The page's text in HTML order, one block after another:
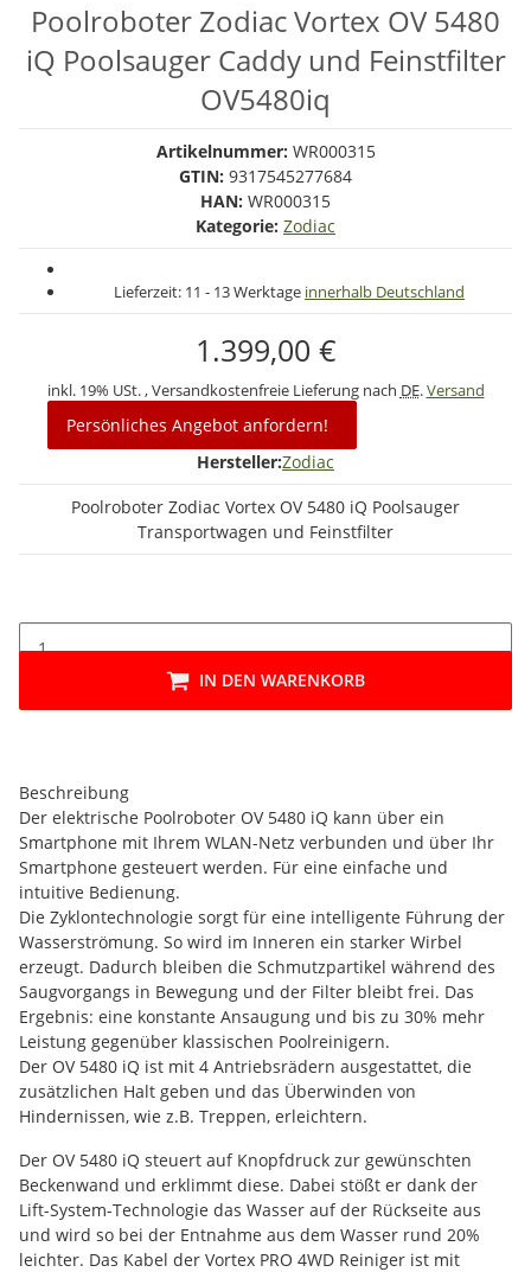
Poolroboter Zodiac Vortex OV 5480
iQ Poolsauger Caddy und Feinstfilter
OV5480iq
Artikelnummer: WR000315
GTIN: 9317545277684
HAN: WR000315
Kategorie: Zodiac
Lieferzeit: 11 - 13 Werktage innerhalb Deutschland
1.399,00 €
inkl. 19% USt. , Versandkostenfreie Lieferung nach DE.Versand
Persönliches Angebot anfordern!
Hersteller:Zodiac
Poolroboter Zodiac Vortex OV 5480 iQ Poolsauger
Transportwagen und Feinstfilter
IN DEN WARENKORB
Beschreibung
Der elektrische Poolroboter OV 5480 iQ kann über ein
Smartphone mit Ihrem WLAN-Netz verbunden und über Ihr
Smartphone gesteuert werden. Für eine einfache und
intuitive Bedienung.
Die Zyklontechnologie sorgt für eine intelligente Führung der
Wasserströmung. So wird im Inneren ein starker Wirbel
erzeugt. Dadurch bleiben die Schmutzpartikel während des
Saugvorgangs in Bewegung und der Filter bleibt frei. Das
Ergebnis: eine konstante Ansaugung und bis zu 30% mehr
Leistung gegenüber klassischen Poolreinigern.
Der OV 5480 iQ ist mit 4 Antriebsrädern ausgestattet, die
zusätzlichen Halt geben und das Überwinden von
Hindernissen, wie z.B. Treppen, erleichtern.
Der OV 5480 iQ steuert auf Knopfdruck zur gewünschten
Beckenwand und erklimmt diese. Dabei stößt er dank der
Lift-System-Technologie das Wasser auf der Rückseite aus
und wird so bei der Entnahme aus dem Wasser rund 20%
leichter. Das Kabel der Vortex PRO 4WD Reiniger ist mit